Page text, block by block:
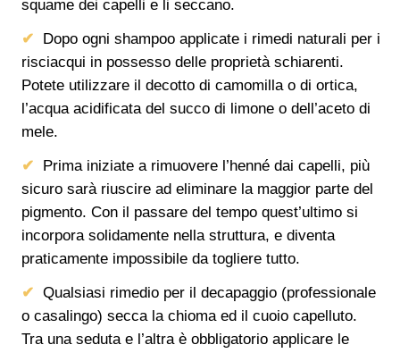
squame dei capelli e li seccano.
Dopo ogni shampoo applicate i rimedi naturali per i
risciacqui in possesso delle proprietà schiarenti.
Potete utilizzare il decotto di camomilla o di ortica,
l’acqua acidificata del succo di limone o dell’aceto di
mele.
Prima iniziate a rimuovere l’henné dai capelli, più
sicuro sarà riuscire ad eliminare la maggior parte del
pigmento. Con il passare del tempo quest’ultimo si
incorpora solidamente nella struttura, e diventa
praticamente impossibile da togliere tutto.
Qualsiasi rimedio per il decapaggio (professionale
o casalingo) secca la chioma ed il cuoio capelluto.
Tra una seduta e l’altra è obbligatorio applicare le